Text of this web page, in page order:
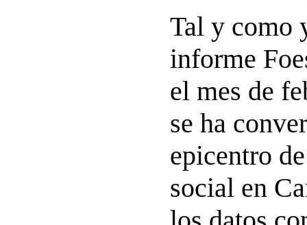
Tal y como
informe
el mes de
se ha
epicentro
social en